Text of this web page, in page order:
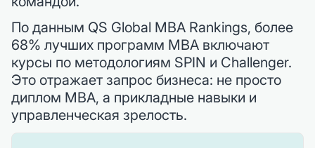
По данным QS Global MBA Rankings, более
68% лучших программ MBA включают
курсы по методологиям SPIN и Challenger.
Это отражает запрос бизнеса: не просто
диплом MBA, а прикладные навыки и
управленческая зрелость.